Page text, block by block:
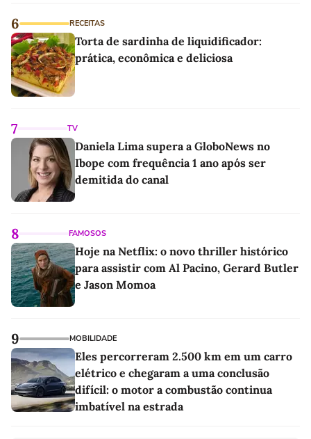
6 RECEITAS
Torta de sardinha de liquidificador:
prática, econômica e deliciosa
7 TV
Daniela Lima supera a GloboNews no
Ibope com frequência 1 ano após ser
demitida do canal
8 FAMOSOS
Hoje na Netflix: o novo thriller histórico
para assistir com Al Pacino, Gerard Butler
e Jason Momoa
9 MOBILIDADE
Eles percorreram 2.500 km em um carro
elétrico e chegaram a uma conclusão
difícil: o motor a combustão continua
imbatível na estrada